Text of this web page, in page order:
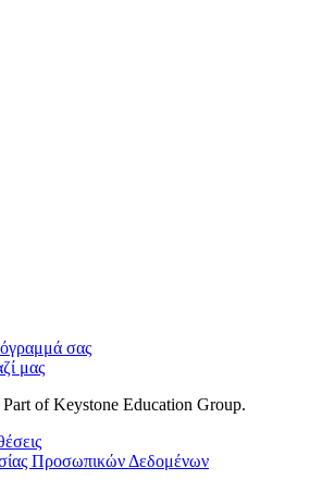
σας
μας
of Keystone Education Group.
Προσωπικών Δεδομένων